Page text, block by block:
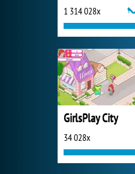
1 314 028x
GirlsPlay City
34 028x